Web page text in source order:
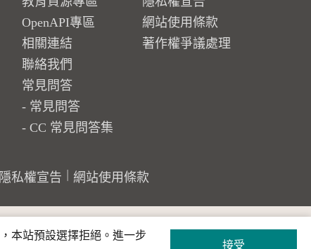
OpenAPI專區
相關連結
聯絡我們
常見問答
常見問答
CC 常見問答集
網站使用條款
著作權爭議處理
隱私權宣告 網站使用條款
本站預設選擇拒絕。進一步
接受